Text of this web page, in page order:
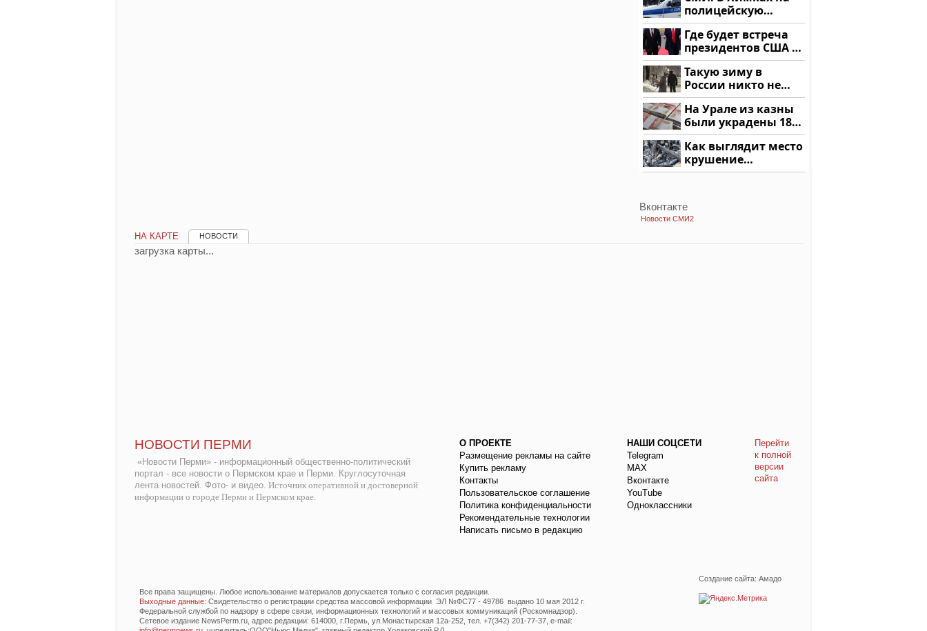
полицейскую
машину напали и
подожгли.
Где будет встреча
президентов США и
России: Европа?
Такую зиму в
России никто не
ждал: как так?!
На Урале из казны
были украдены 18
миллионов рублей
Как выглядит место
крушение
вертолета на
Вконтакте
Новости СМИ2
НА КАРТЕ НОВОСТИ
загрузка карты...
НОВОСТИ ПЕРМИ
«Новости Перми» - информационный общественно-политический
портал - все новости о Пермском крае и Перми. Круглосуточная
лента новостей. Фото- и видео. Источник оперативной и достоверной
информации о городе Перми и Пермском крае.
О ПРОЕКТЕ
Размещение рекламы на сайте
Купить рекламу
Контакты
Пользовательское соглашение
Политика конфиденциальности
Рекомендательные технологии
Написать письмо в редакцию
НАШИ СОЦСЕТИ
Telegram
МАХ
Вконтакте
YouTube
Одноклассники
Перейти
к полной
версии
сайта
Создание сайта: Амадо
Все права защищены. Любое использование материалов допускается только с согласия редакции.
Выходные данные: Свидетельство о регистрации средства массовой информации ЭЛ №ФС77 - 49786 выдано 10 мая 2012 г.
Федеральной службой по надзору в сфере связи, информационных технологий и массовых коммуникаций (Роскомнадзор).
Сетевое издание NewsPerm.ru, адрес редакции: 614000, г.Пермь, ул.Монастырская 12а-252, тел. +7(342) 201-77-37, e-mail: